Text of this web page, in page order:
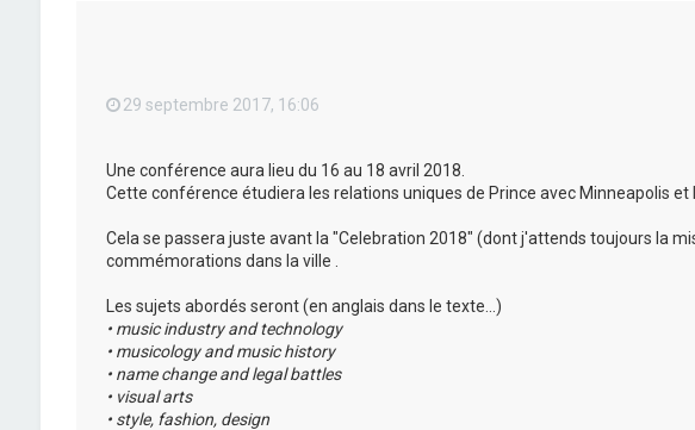
29 septembre 2017, 16:06
Une conférence aura lieu du 16 au 18 avril 2018.
Cette conférence étudiera les relations uniques de Prince avec Minneapolis et
Cela se passera juste avant la "Celebration 2018" (dont j'attends toujours la
commémorations dans la ville .
Les sujets abordés seront (en anglais dans le texte...)
• music industry and technology
• musicology and music history
• name change and legal battles
• visual arts
• style, fashion, design